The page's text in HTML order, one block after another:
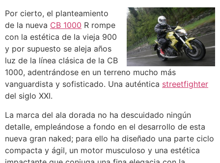
Por cierto, el planteamiento
de la nueva CB 1000 R rompe
con la estética de la vieja 900
y por supuesto se aleja años
luz de la línea clásica de la CB
1000, adentrándose en un terreno mucho más
vanguardista y sofisticado. Una auténtica streetfighter
del siglo XXI.
La marca del ala dorada no ha descuidado ningún
detalle, empleándose a fondo en el desarrollo de esta
nueva gran naked; para ello ha diseñado una parte ciclo
compacta y ágil, un motor musculoso y una estética